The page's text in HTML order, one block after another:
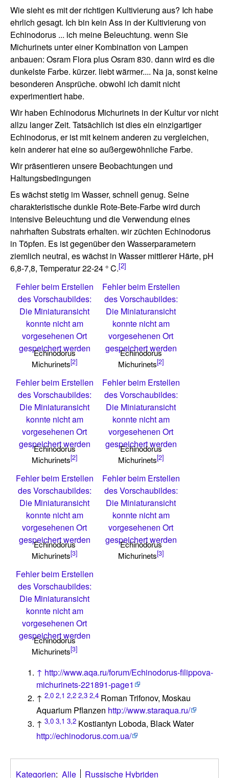
Wie sieht es mit der richtigen Kultivierung aus? Ich habe
ehrlich gesagt. Ich bin kein Ass in der Kultivierung von
Echinodorus ... ich meine Beleuchtung. wenn Sie
Michurinets unter einer Kombination von Lampen
anbauen: Osram Flora plus Osram 830. dann wird es die
dunkelste Farbe. kürzer. liebt wärmer.... Na ja, sonst keine
besonderen Ansprüche. obwohl ich damit nicht
experimentiert habe.
Wir haben Echinodorus Michurinets in der Kultur vor nicht
allzu langer Zeit. Tatsächlich ist dies ein einzigartiger
Echinodorus, er ist mit keinem anderen zu vergleichen,
kein anderer hat eine so außergewöhnliche Farbe.
Wir präsentieren unsere Beobachtungen und
Haltungsbedingungen
Es wächst stetig im Wasser, schnell genug. Seine
charakteristische dunkle Rote-Bete-Farbe wird durch
intensive Beleuchtung und die Verwendung eines
nahrhaften Substrats erhalten. wir züchten Echinodorus
in Töpfen. Es ist gegenüber den Wasserparametern
ziemlich neutral, es wächst in Wasser mittlerer Härte, pH
6,8-7,8, Temperatur 22-24 ° C.[2]
Fehler beim Erstellen
des Vorschaubildes:
Die Miniaturansicht
konnte nicht am
vorgesehenen Ort
gespeichert werden
Echinodorus
Michurinets[2]
Fehler beim Erstellen
des Vorschaubildes:
Die Miniaturansicht
konnte nicht am
vorgesehenen Ort
gespeichert werden
Echinodorus
Michurinets[2]
Fehler beim Erstellen
des Vorschaubildes:
Die Miniaturansicht
konnte nicht am
vorgesehenen Ort
gespeichert werden
Echinodorus
Michurinets[2]
Fehler beim Erstellen
des Vorschaubildes:
Die Miniaturansicht
konnte nicht am
vorgesehenen Ort
gespeichert werden
Echinodorus
Michurinets[2]
Fehler beim Erstellen
des Vorschaubildes:
Die Miniaturansicht
konnte nicht am
vorgesehenen Ort
gespeichert werden
Echinodorus
Michurinets[3]
Fehler beim Erstellen
des Vorschaubildes:
Die Miniaturansicht
konnte nicht am
vorgesehenen Ort
gespeichert werden
Echinodorus
Michurinets[3]
Fehler beim Erstellen
des Vorschaubildes:
Die Miniaturansicht
konnte nicht am
vorgesehenen Ort
gespeichert werden
Echinodorus
Michurinets[3]
↑ http://www.aqa.ru/forum/Echinodorus-filippova-
michurinets-221891-page1
↑2,0 2,1 2,2 2,3 2,4 Roman Trifonov, Moskau
Aquarium Pflanzen http://www.staraqua.ru/
↑3,0 3,1 3,2 Kostiantyn Loboda, Black Water
http://echinodorus.com.ua/
Kategorien: Alle Russische Hybriden